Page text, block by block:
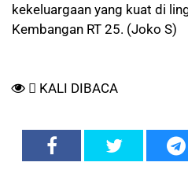
kekeluargaan yang kuat di
Kembangan RT 25. (Joko S)
KALI DIBACA